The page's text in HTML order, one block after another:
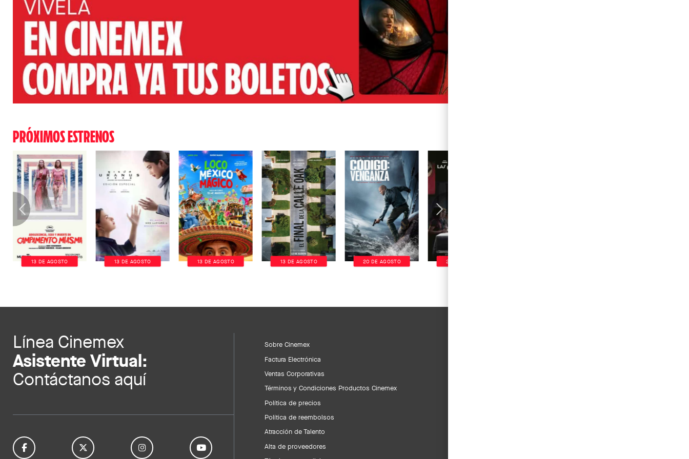
PRÓXIMOS ESTRENOS
13 DE AGOSTO 13 DE AGOSTO 13 DE AGOSTO 13 DE AGOSTO 20 DE AGOSTO 20 DE AGOSTO
Línea Cinemex
Asistente Virtual:
Contáctanos aquí
Sobre Cinemex
Factura Electrónica
Ventas Corporativas
Términos y Condiciones Productos Cinemex
Política de precios
Política de reembolsos
Atracción de Talento
Alta de proveedores